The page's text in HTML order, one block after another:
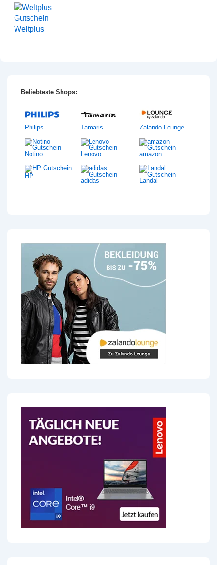
Weltplus
Beliebteste Shops:
Philips Tamaris Zalando Lounge
Notino Lenovo amazon
HP
adidas Landal